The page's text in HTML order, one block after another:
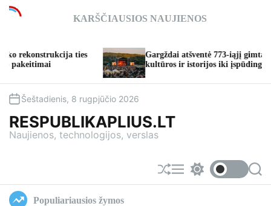
c
KARŠČIAUSIOS NAUJIENOS
ties
Gargždai atšventė 773-iąjį gimtadienį: nuo
kultūros ir istorijos iki įspūdingų koncertų
Šeštadienis, 8 rugpjūčio 2026
RESPUBLIKAPLIUS.LT
Naujienos, technologijos, verslas
S
h
M
e w
S
e
Populiariausios žymos